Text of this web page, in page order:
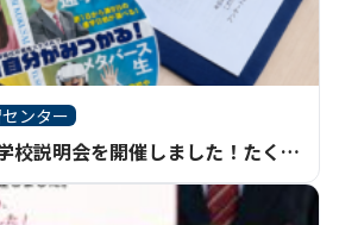
ンター
【千葉・新松戸】学校説明会を開催しました！たくさんのご参加ありがとうございました